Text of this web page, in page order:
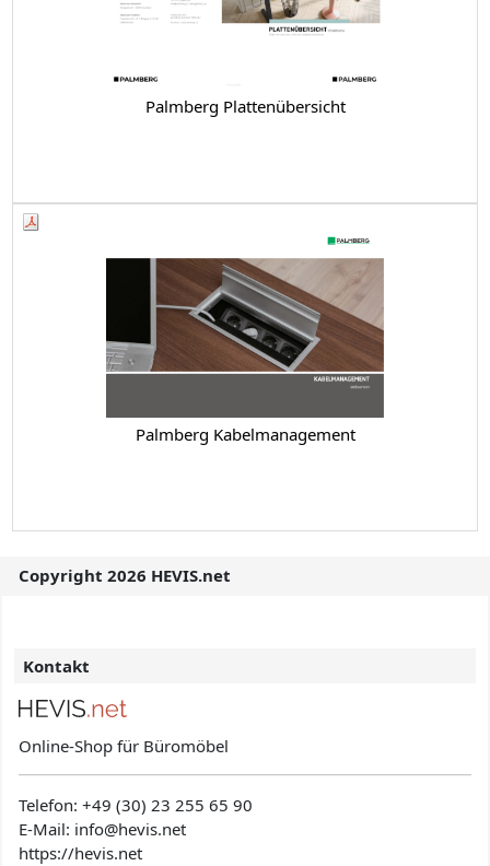
Palmberg Plattenübersicht
Palmberg Kabelmanagement
Copyright 2026 HEVIS.net
Kontakt
Online-Shop für Büromöbel
Telefon:+49 (30) 23 255 65 90
E-Mail: info@hevis.net
https://hevis.net